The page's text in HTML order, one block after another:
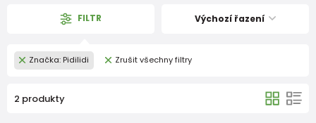
FILTR Výchozí řazení
Značka: Pidilidi Zrušit všechny filtry
2 produkty